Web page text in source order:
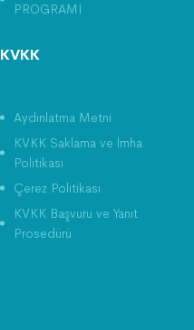
PROGRAMI
KVKK
Aydınlatma Metni
KVKK Saklama ve İmha
Politikası
Çerez Politikası
KVKK Başvuru ve Yanıt
Prosedürü